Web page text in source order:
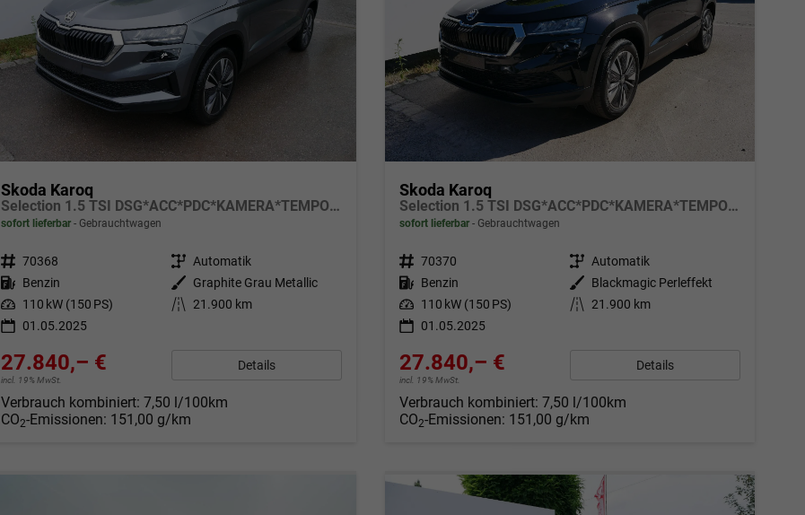
Skoda Karoq
Selection 1.5 TSI DSG*ACC*PDC*KAMERA*TEMPOMAT*LED*SMARTLINK*KLIMA*RADIO*17-ZOLL
sofort lieferbar Gebrauchtwagen
Fahrzeugnr. 70368 Getriebe Automatik
Kraftstoff Benzin Außenfarbe
Graphite Grau Metallic
Leistung 110 kW (150 PS) Kilometerstand 21.900 km
01.05.2025
27.840,– €
incl. 19% MwSt.
Details
Verbrauch kombiniert: 7,50 l/100km
CO2-Emissionen: 151,00 g/km
Skoda Karoq
Selection 1.5 TSI DSG*ACC*PDC*KAMERA*TEMPOMAT*LED*SMARTLINK*KLIMA*RADIO*17-ZOLL
sofort lieferbar Gebrauchtwagen
Fahrzeugnr. 70370 Getriebe Automatik
Kraftstoff Benzin Außenfarbe
Blackmagic Perleffekt
Leistung 110 kW (150 PS) Kilometerstand 21.900 km
01.05.2025
27.840,– €
incl. 19% MwSt.
Details
Verbrauch kombiniert: 7,50 l/100km
CO2-Emissionen: 151,00 g/km